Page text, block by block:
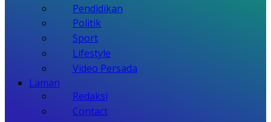
Pendidikan
Politik
Sport
Lifestyle
Video Persada
Laman
Redaksi
Contact